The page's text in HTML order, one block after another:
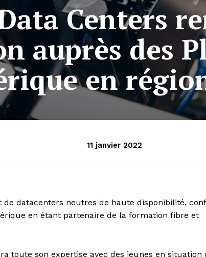
Centers
auprès des
en
11 janvier 2022
datacenters neutres de haute disponibilité,
en étant partenaire de la formation fibre et
toute son expertise avec des jeunes en situation